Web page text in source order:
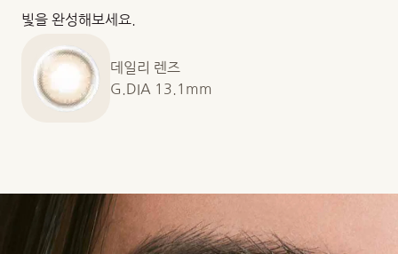
빛을 완성해보세요.
데일리 렌즈
G.DIA 13.1mm